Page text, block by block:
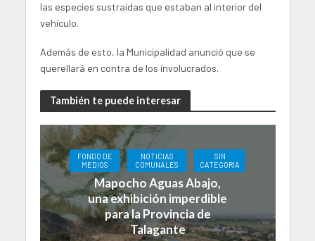
las especies sustraídas que estaban al interior del
vehículo.
Además de esto, la Municipalidad anunció que se
querellará en contra de los involucrados.
También te puede interesar
FONDO DE
MEDIOS
NOTICIAS
COMUNALES
SIN
CATEGORIA
Mapocho Aguas Abajo,
una exhibición imperdible
para la Provincia de
Talagante